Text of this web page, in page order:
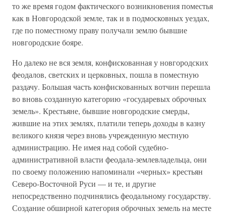
то же время годом фактического возникновения поместья
как в Новгородской земле, так и в подмосковных уездах,
где по поместному праву получали землю бывшие
новгородские бояре.
Но далеко не вся земля, конфискованная у новгородских
феодалов, светских и церковных, пошла в поместную
раздачу. Большая часть конфискованных вотчин перешла
во вновь созданную категорию «государевых оброчных
земель». Крестьяне, бывшие новгородские смерды,
жившие на этих землях, платили теперь доходы в казну
великого князя через вновь учрежденную местную
администрацию. Не имея над собой судебно-
административной власти феодала-землевладельца, они
по своему положению напоминали «черных» крестьян
Северо-Восточной Руси — и те, и другие
непосредственно подчинялись феодальному государству.
Создание обширной категория оброчных земель на месте